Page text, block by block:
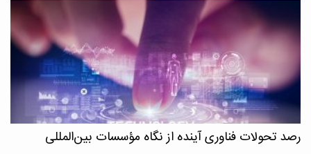
رصد تحولات فناوری آینده از نگاه مؤسسات بین‌المللی